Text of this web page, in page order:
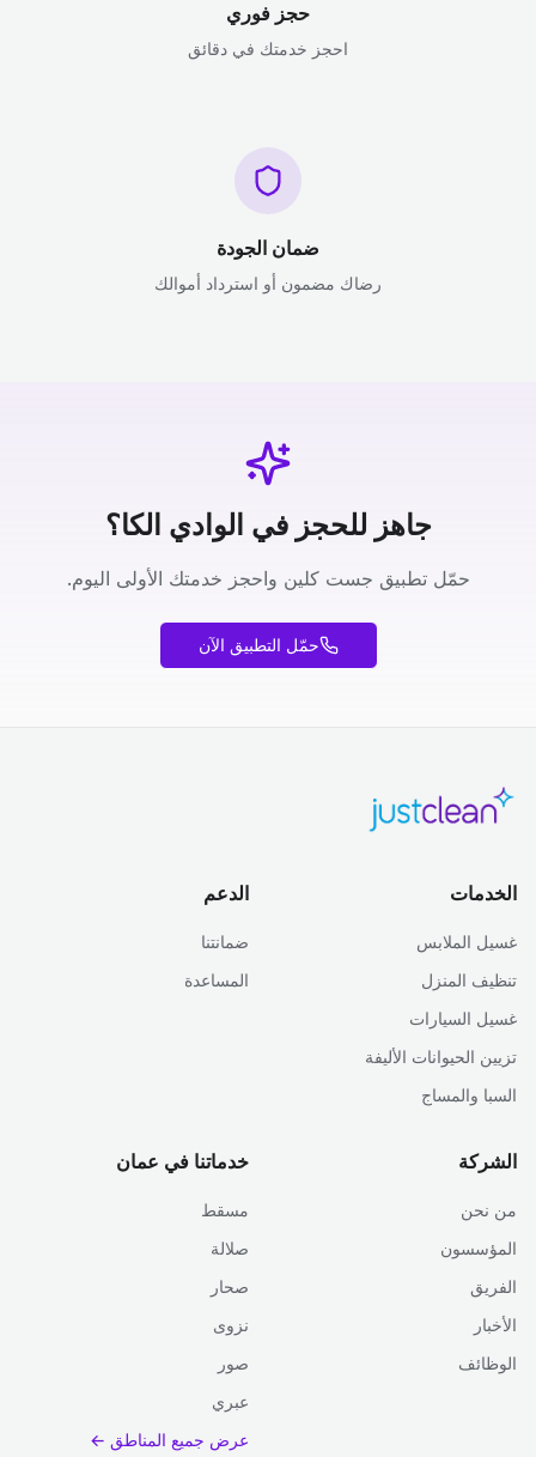
حجز فوري
احجز خدمتك في دقائق
ضمان الجودة
رضاك مضمون أو استرداد أموالك
جاهز للحجز في الوادي الكا؟
حمّل تطبيق جست كلين واحجز خدمتك الأولى اليوم.
حمّل التطبيق الآن
الخدمات
غسيل الملابس
تنظيف المنزل
غسيل السيارات
تزيين الحيوانات الأليفة
السبا والمساج
الدعم
ضمانتنا
المساعدة
الشركة
من نحن
المؤسسون
الفريق
الأخبار
الوظائف
خدماتنا في عمان
مسقط
صلالة
صحار
نزوى
صور
عبري
عرض جميع المناطق ←